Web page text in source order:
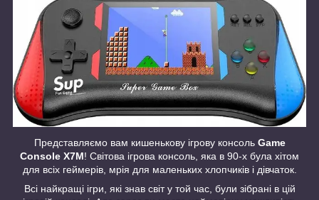
Представляємо вам кишенькову ігрову консоль Game
Console X7M! Світова ігрова консоль, яка в 90-х була хітом
для всіх геймерів, мрія для маленьких хлопчиків і дівчаток.
Всі найкращі ігри, які знав світ у той час, були зібрані в цій